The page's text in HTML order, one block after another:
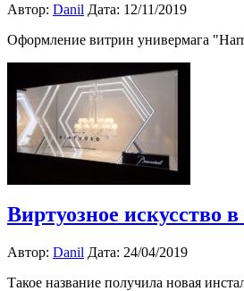
Автор: Danil Дата: 12/11/2019
Оформление витрин универмага
Виртуозное искусство
Автор: Danil Дата: 24/04/2019
Такое название получила новая